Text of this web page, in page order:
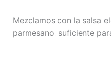
Mezclamos con la salsa
parmesano, suficiente